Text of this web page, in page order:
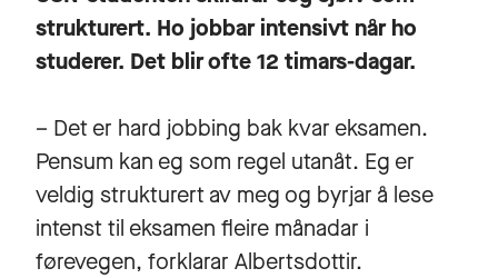
strukturert. Ho jobbar intensivt når ho
studerer. Det blir ofte 12 timars-dagar.
– Det er hard jobbing bak kvar eksamen.
Pensum kan eg som regel utanåt. Eg er
veldig strukturert av meg og byrjar å lese
intenst til eksamen fleire månadar i
førevegen, forklarar Albertsdottir.